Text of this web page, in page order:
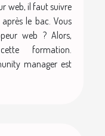
web, il faut suivre
le bac. Vous
web ? Alors,
formation.
manager est